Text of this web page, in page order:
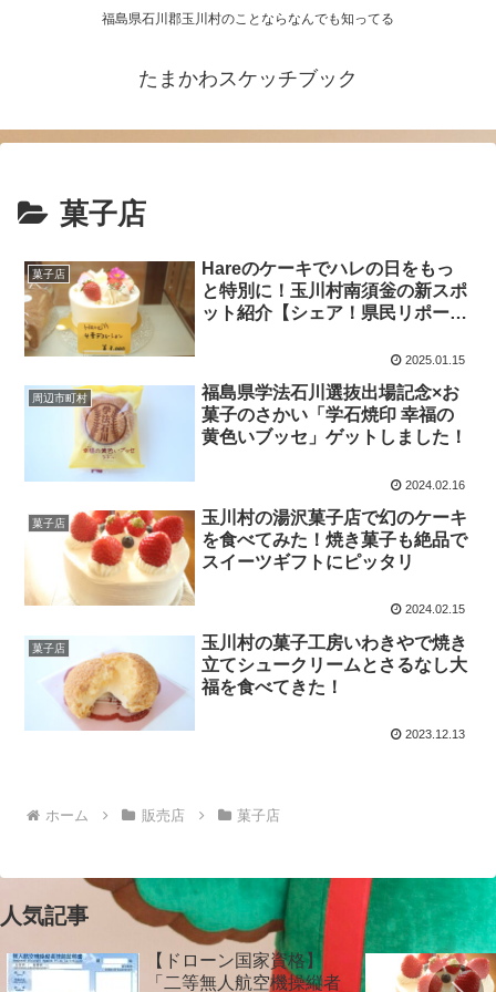
福島県石川郡玉川村のことならなんでも知ってる
たまかわスケッチブック
菓子店
菓子店
Hareのケーキでハレの日をもっ
と特別に！玉川村南須釡の新スポ
ット紹介【シェア！県民リポータ
2025.01.15
周辺市町村
福島県学法石川選抜出場記念×お
菓子のさかい「学石焼印 幸福の
黄色いブッセ」ゲットしました！
2024.02.16
菓子店
玉川村の湯沢菓子店で幻のケーキ
を食べてみた！焼き菓子も絶品で
スイーツギフトにピッタリ
2024.02.15
菓子店
玉川村の菓子工房いわきやで焼き
立てシュークリームとさるなし大
福を食べてきた！
2023.12.13
ホーム 販売店 菓子店
人気記事
【ドローン国家資格】
「二等無人航空機操縦者